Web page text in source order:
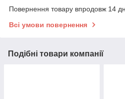
Повернення товару впродовж 14
Всі умови повернення
Подібні товари компанії